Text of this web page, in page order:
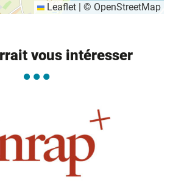
Leaflet | © OpenStreetMap
vous intéresser